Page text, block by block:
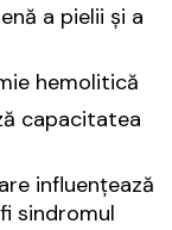
a pielii și a
hemolitică
capacitatea
influențează
sindromul